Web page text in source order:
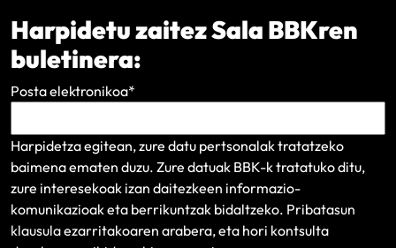
Harpidetu zaitez Sala BBKren
buletinera:
Posta elektronikoa*
Harpidetza egitean, zure datu pertsonalak tratatzeko
baimena ematen duzu. Zure datuak BBK-k tratatuko ditu,
zure interesekoak izan daitezkeen informazio-
komunikazioak eta berrikuntzak bidaltzeko. Pribatasun
klausulaezarritakoaren arabera, eta hori kontsulta